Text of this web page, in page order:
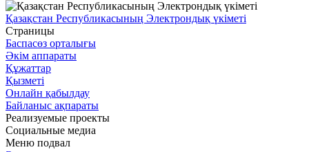
Қазақстан Республикасының Электрондық үкіметі
Страницы
Баспасөз орталығы
Әкім аппараты
Құжаттар
Қызметі
Онлайн қабылдау
Байланыс ақпараты
Реализуемые проекты
Социальные медиа
Меню подвал